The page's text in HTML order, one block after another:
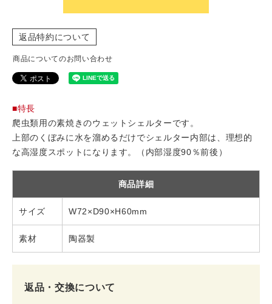
返品特約について
商品についてのお問い合わせ
■特長
爬虫類用の素焼きのウェットシェルターです。
上部のくぼみに水を溜めるだけでシェルター内部は、理想的
な高湿度スポットになります。（内部湿度90％前後）
商品詳細
サイズ W72×D90×H60mm
素材 陶器製
返品・交換について